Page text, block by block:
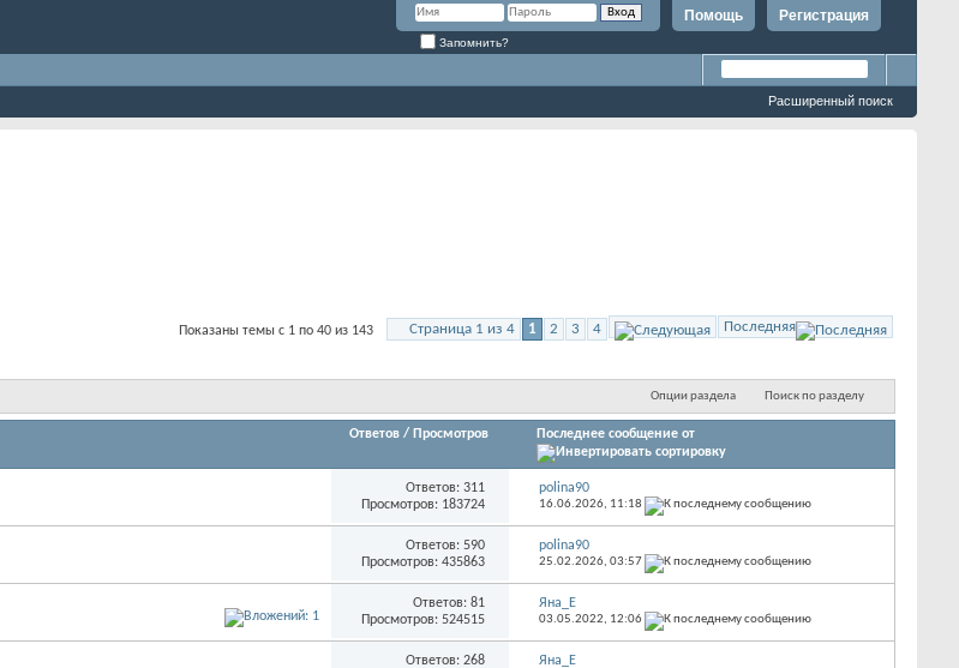
Регистрация
Помощь
Запомнить?
Расширенный поиск
Страница 1 из 4 1 2 3 4 Последняя
Показаны темы с 1 по 40 из 143
Опции раздела Поиск по разделу
Ответов / Просмотров Последнее сообщение от
Ответов: 311
Просмотров: 183724
polina90
16.06.2026, 11:18
Ответов: 590
Просмотров: 435863
polina90
25.02.2026, 03:57
Ответов: 81
Просмотров: 524515
Яна_Е
03.05.2022, 12:06
Ответов: 268
Яна_Е